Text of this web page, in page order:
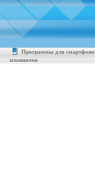
Программы для
планшетов